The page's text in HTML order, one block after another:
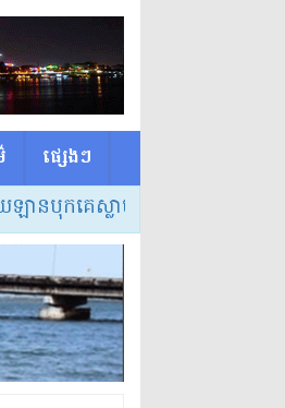
ផ្សេង​ៗ
ប់ត្រូវចោទពីបទប្រើគ្រឿងញៀននិងប